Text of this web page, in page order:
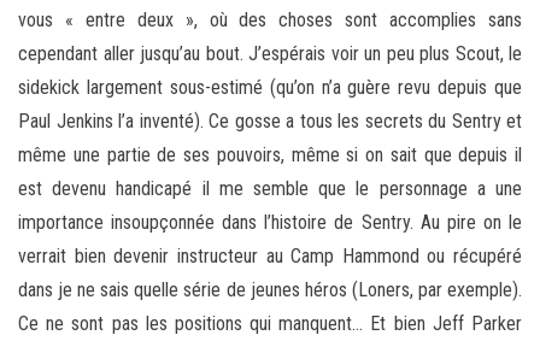
vous « entre deux », où des choses sont accomplies sans
cependant aller jusqu’au bout. J’espérais voir un peu plus Scout, le
sidekick largement sous-estimé (qu’on n’a guère revu depuis que
Paul Jenkins l’a inventé). Ce gosse a tous les secrets du Sentry et
même une partie de ses pouvoirs, même si on sait que depuis il
est devenu handicapé il me semble que le personnage a une
importance insoupçonnée dans l’histoire de Sentry. Au pire on le
verrait bien devenir instructeur au Camp Hammond ou récupéré
dans je ne sais quelle série de jeunes héros (Loners, par exemple).
Ce ne sont pas les positions qui manquent… Et bien Jeff Parker